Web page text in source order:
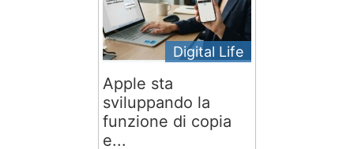
Digital Life
Apple sta
sviluppando la
funzione di copia
e...